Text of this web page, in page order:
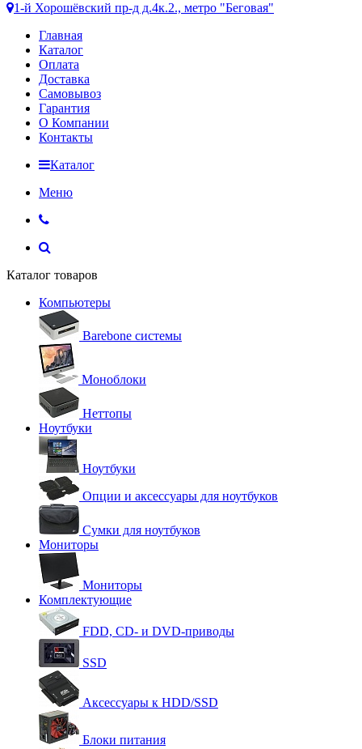
1-й Хорошёвский пр-д д.4к.2., метро "Беговая"
Главная
Каталог
Оплата
Доставка
Самовывоз
Гарантия
О Компании
Контакты
Каталог
Меню
Каталог товаров
Компьютеры
Barebone системы
Моноблоки
Неттопы
Ноутбуки
Ноутбуки
Опции и аксессуары для ноутбуков
Сумки для ноутбуков
Мониторы
Мониторы
Комплектующие
FDD, CD- и DVD-приводы
SSD
Аксессуары к HDD/SSD
Блоки питания